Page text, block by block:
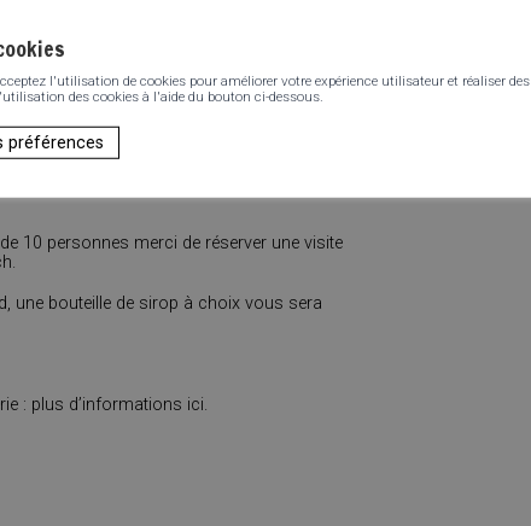
les chiens ne sont pas admis à
de visite
le droit d’interrompre la visite en tout
10 personnes merci de réserver une visite
une bouteille de sirop à choix vous sera
: plus d’informations ici.
l'utilisation de cookies pour améliorer votre expérience utilisateur et réaliser des
des cookies à l'aide du bouton ci-dessous.
préférences